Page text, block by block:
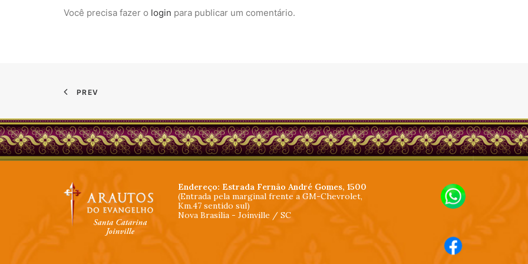
Você precisa fazer o login para publicar um comentário.
PREV
Endereço: Estrada Fernão André Gomes, 1500
(Entrada pela marginal frente a GM-Chevrolet,
Km.47 sentido sul)
Nova Brasília - Joinville / SC